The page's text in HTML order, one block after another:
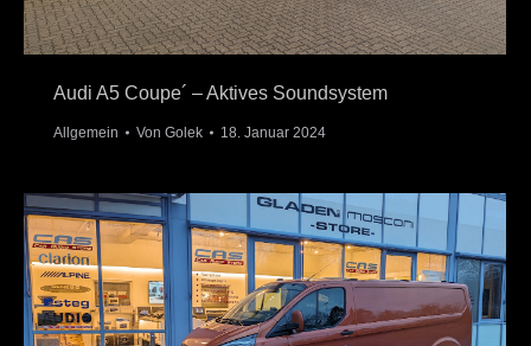
Audi A5 Coupe´ – Aktives Soundsystem
Allgemein Von Golek 18. Januar 2024